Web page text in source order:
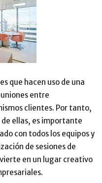
que hacen uso de una
entre
clientes. Por tanto,
de ellas, es importante
con todos los equipos y
de sesiones de
en un lugar creativo